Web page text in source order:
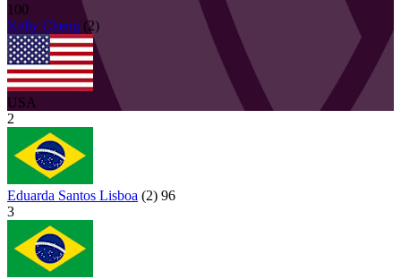
100
Kelly Cheng (2)
USA
2
Eduarda Santos Lisboa (2) 96
3